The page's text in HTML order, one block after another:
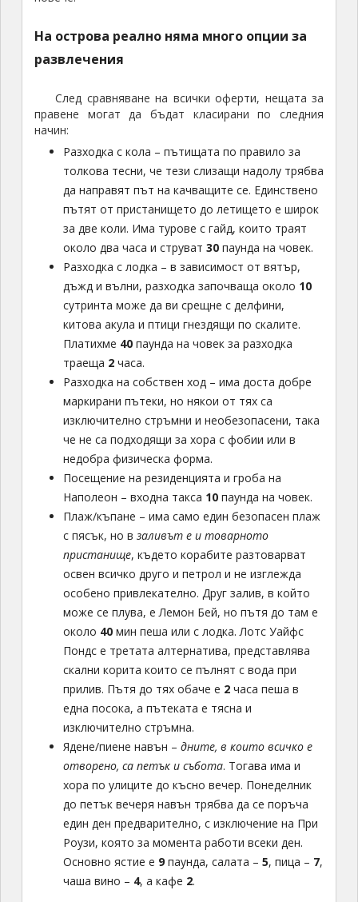
На острова реално няма много опции за
развлечения
След сравняване на всички оферти, нещата за
правене могат да бъдат класирани по следния
начин:
Разходка с кола – пътищата по правило за
толкова тесни, че тези слизащи надолу трябва
да направят път на качващите се. Единствено
пътят от пристанището до летището е широк
за две коли. Има турове с гайд, които траят
около два часа и струват 30 паунда на човек.
Разходка с лодка – в зависимост от вятър,
дъжд и вълни, разходка започваща около 10
сутринта може да ви срещне с делфини,
китова акула и птици гнездящи по скалите.
Платихме 40паунда на човек за разходка
траеща 2часа.
Разходка на собствен ход – има доста добре
маркирани пътеки, но някои от тях са
изключително стръмни и необезопасени, така
че не са подходящи за хора с фобии или в
недобра физическа форма.
Посещение на резиденцията и гроба на
Наполеон – входна такса 10паунда на човек.
Плаж/къпане – има само един безопасен плаж
с пясък, но в заливът е и товарното
пристанище, където корабите разтоварват
освен всичко друго и петрол и не изглежда
особено привлекателно. Друг залив, в който
може се плува, е Лемон Бей, но пътя до там е
около 40мин пеша или с лодка. Лотс Уайфс
Пондс е третата алтернатива, представлява
скални корита които се пълнят с вода при
прилив. Пътя до тях обаче е 2часа пеша в
една посока, а пътеката е тясна и
изключително стръмна.
Ядене/пиене навън – дните, в които всичко е
отворено, са петък и събота. Тогава има и
хора по улиците до късно вечер. Понеделник
до петък вечеря навън трябва да се поръча
един ден предварително, с изключение на При
Роузи, която за момента работи всеки ден.
Основно ястие е 9 паунда, салата – 5, пица – 7,
чаша вино – 4, а кафе 2.